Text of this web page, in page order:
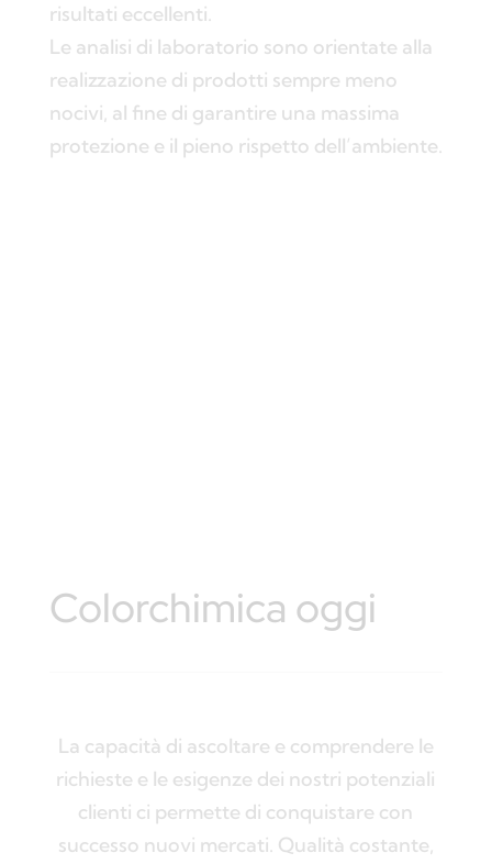
risultati eccellenti.
Le analisi di laboratorio sono orientate alla
realizzazione di prodotti sempre meno
nocivi, al fine di garantire una massima
protezione e il pieno rispetto dell’ambiente.
Colorchimica oggi
La capacità di ascoltare e comprendere le
richieste e le esigenze dei nostri potenziali
clienti ci permette di conquistare con
successo nuovi mercati. Qualità costante,